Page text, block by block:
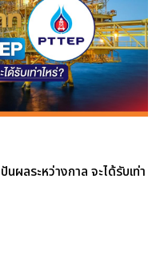
ผลระหว่างกาล จะได้รับเท่า